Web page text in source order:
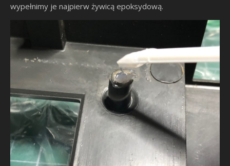
wypełnimy je najpierw żywicą epoksydową.